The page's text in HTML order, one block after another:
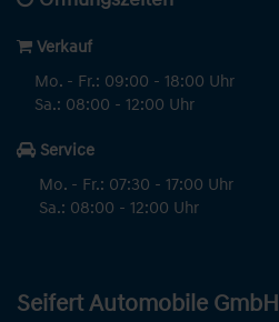
Verkauf
Mo. - Fr.: 09:00 - 18:00 Uhr
Sa.: 08:00 - 12:00 Uhr
Service
Mo. - Fr.: 07:30 - 17:00 Uhr
Sa.: 08:00 - 12:00 Uhr
Seifert Automobile GmbH